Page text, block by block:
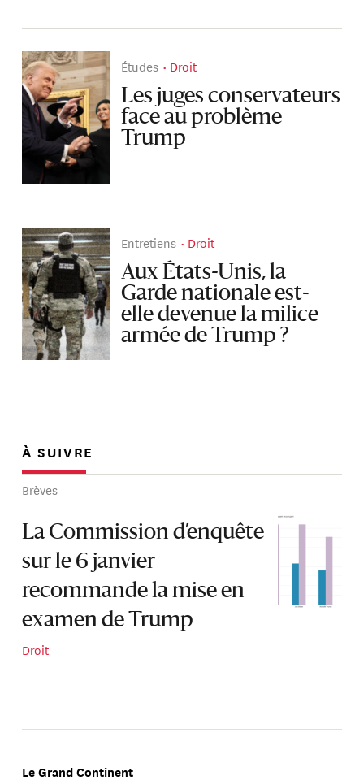
Études Droit
Les juges conservateurs
face au problème
Trump
Entretiens Droit
Aux États-Unis, la
Garde nationale est-
elle devenue la milice
armée de Trump ?
À SUIVRE
Brèves
La Commission d’enquête
sur le 6 janvier
recommande la mise en
examen de Trump
Droit
Le Grand Continent